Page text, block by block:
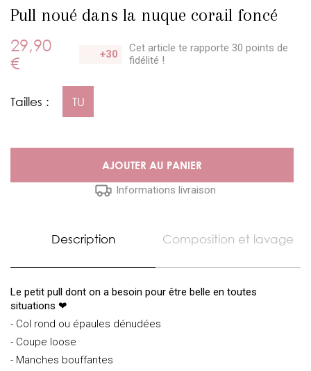
Pull noué dans la nuque corail foncé
29,90
€
+30 Cet article te rapporte 30 points de
fidélité !
Tailles : TU
AJOUTER AU PANIER
Informations livraison
Description Composition et lavage
Le petit pull dont on a besoin pour être belle en toutes
situations ❤
- Col rond ou épaules dénudées
- Coupe loose
- Manches bouffantes